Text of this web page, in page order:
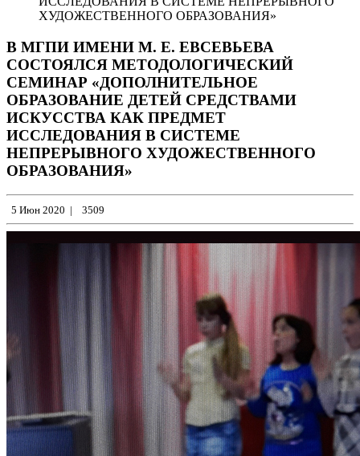
ХУДОЖЕСТВЕННОГО ОБРАЗОВАНИЯ»
В МГПИ ИМЕНИ М. Е. ЕВСЕВЬЕВА
СОСТОЯЛСЯ МЕТОДОЛОГИЧЕСКИЙ
СЕМИНАР «ДОПОЛНИТЕЛЬНОЕ
ОБРАЗОВАНИЕ ДЕТЕЙ СРЕДСТВАМИ
ИСКУССТВА КАК ПРЕДМЕТ
ИССЛЕДОВАНИЯ В СИСТЕМЕ
НЕПРЕРЫВНОГО ХУДОЖЕСТВЕННОГО
ОБРАЗОВАНИЯ»
5 Июн 2020 | 3509